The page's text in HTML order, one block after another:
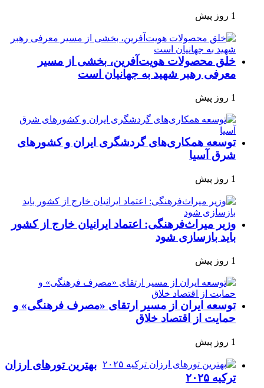
1 روز پیش
خلق محصولات هویت‌آفرین، بخشی از مسیر
معرفی رهبر شهید به جهانیان است
1 روز پیش
توسعه همکاری‌های گردشگری ایران و کشورهای
شرق آسیا
1 روز پیش
وزیر میراث‌فرهنگی: اعتماد ایرانیان خارج از کشور
باید بازسازی شود
1 روز پیش
توسعه ایران از مسیر ارتقای «مصرف فرهنگی» و
حمایت از اقتصاد خلاق
1 روز پیش
بهترین تورهای ارزان
ترکیه ۲۰۲۵